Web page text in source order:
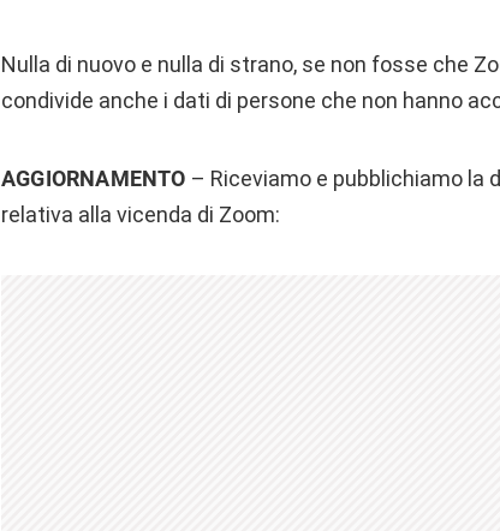
Nulla di nuovo e nulla di strano, se non fosse che
condivide anche i dati di persone che non hanno
AGGIORNAMENTO – Riceviamo e pubblichiamo la
relativa alla vicenda di Zoom: